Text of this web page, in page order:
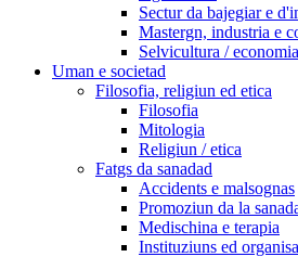
Sectur da bajegiar e
Mastergn, industria e
Selvicultura /
Uman e societad
Filosofia, religiun ed etica
Filosofia
Mitologia
Religiun / etica
Fatgs da sanadad
Accidents e malsognas
Promoziun da la
Medischina e terapia
Instituziuns ed